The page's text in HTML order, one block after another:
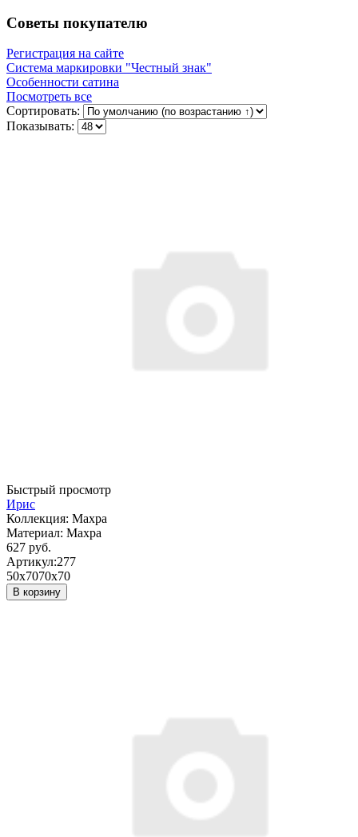
Советы покупателю
Регистрация на сайте
Система маркировки "Честный знак"
Особенности сатина
Посмотреть все
Сортировать:
Показывать:
Быстрый просмотр
Ирис
Коллекция: Махра
Материал: Махра
627 руб.
Артикул:277
50х7070х70
В корзину